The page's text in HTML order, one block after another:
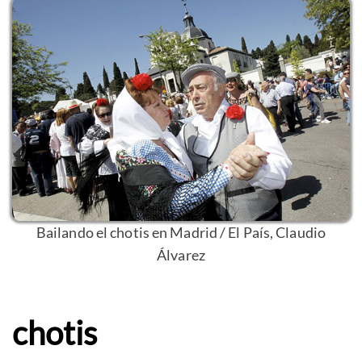
Bailando el chotis en Madrid / El País, Claudio
Álvarez
chotis